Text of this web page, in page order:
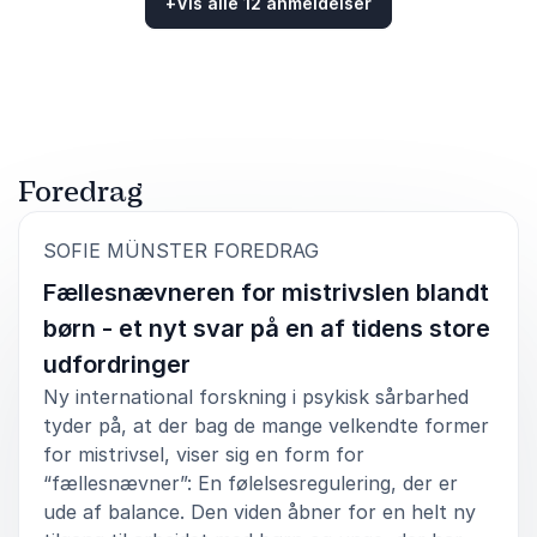
Et super godt foredrag som optog både forældre og
medarbejdere. Sofie var meget engageret.
Børnehusene Humlebæk
Sofie Münster
4ud af 5
Det er altid en fornøjelse af have besøg at Sofie:)
Mette Jørgensen
Klostermarksskolen
Sofie Münster
Foredrag
SOFIE MÜNSTER FOREDRAG
Fællesnævneren for mistrivslen blandt
børn - et nyt svar på en af tidens store
udfordringer
Ny international forskning i psykisk sårbarhed
tyder på, at der bag de mange velkendte former
for mistrivsel, viser sig en form for
“fællesnævner”: En følelsesregulering, der er
ude af balance. Den viden åbner for en helt ny